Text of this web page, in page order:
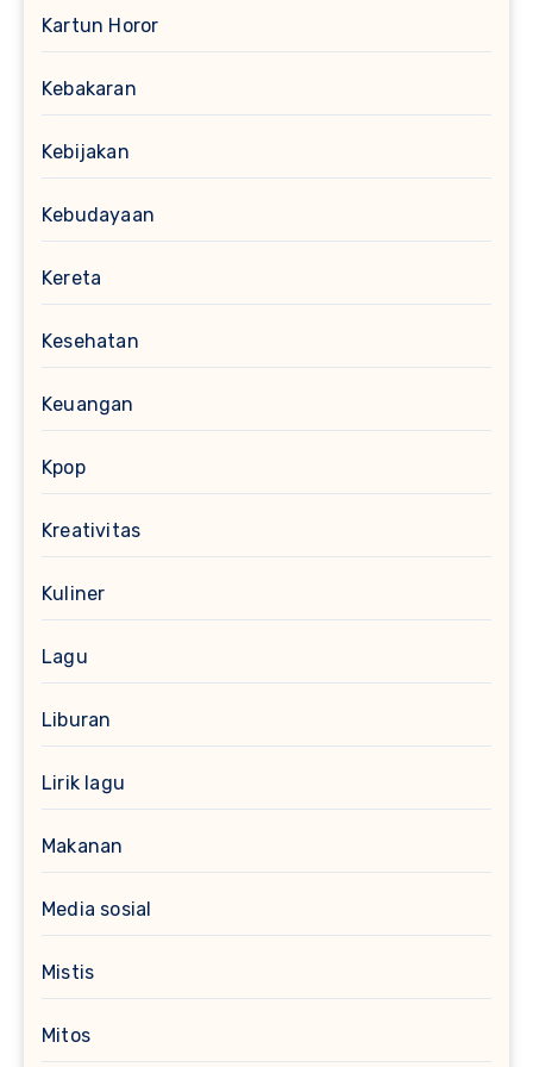
Kartun Horor
Kebakaran
Kebijakan
Kebudayaan
Kereta
Kesehatan
Keuangan
Kpop
Kreativitas
Kuliner
Lagu
Liburan
Lirik lagu
Makanan
Media sosial
Mistis
Mitos